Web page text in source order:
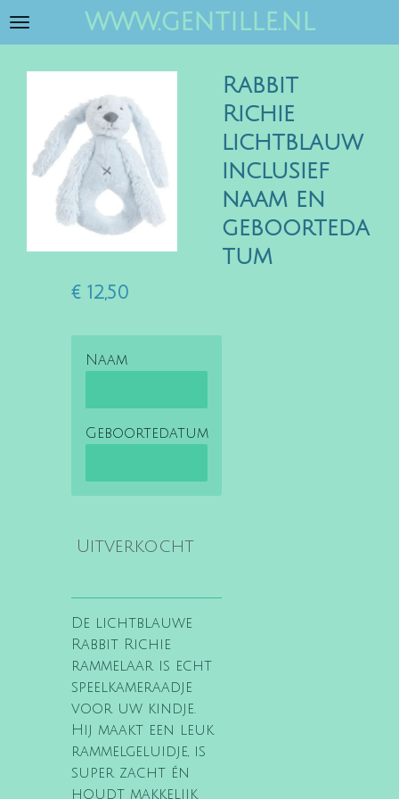
Ga
hoofdinhoud
www.gentille.nl
Rabbit
Richie
lichtblauw
inclusief
naam en
geboorteda
tum
€ 12,50
Naam
Geboortedatum
Uitverkocht
De lichtblauwe
Rabbit Richie
rammelaar is echt
speelkameraadje
voor uw kindje.
Hij maakt een leuk
rammelgeluidje, is
super zacht én
houdt makkelijk